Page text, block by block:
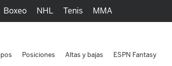
Boxeo NHL Tenis MMA
Posiciones Altas y bajas ESPN Fantasy